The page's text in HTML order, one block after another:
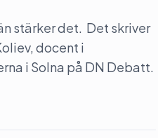
stärker det. Det skriver
docent i
i Solna på DN Debatt.